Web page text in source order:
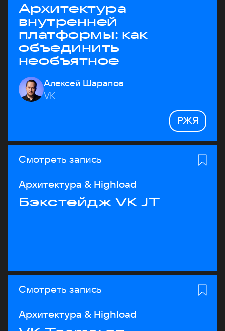
Архитектура
внутренней
платформы: как
объединить
необъятное
Алексей Шарапов
VK
РЖЯ
Смотреть запись
Архитектура & Highload
Бэкстейдж VK JT
Смотреть запись
Архитектура & Highload